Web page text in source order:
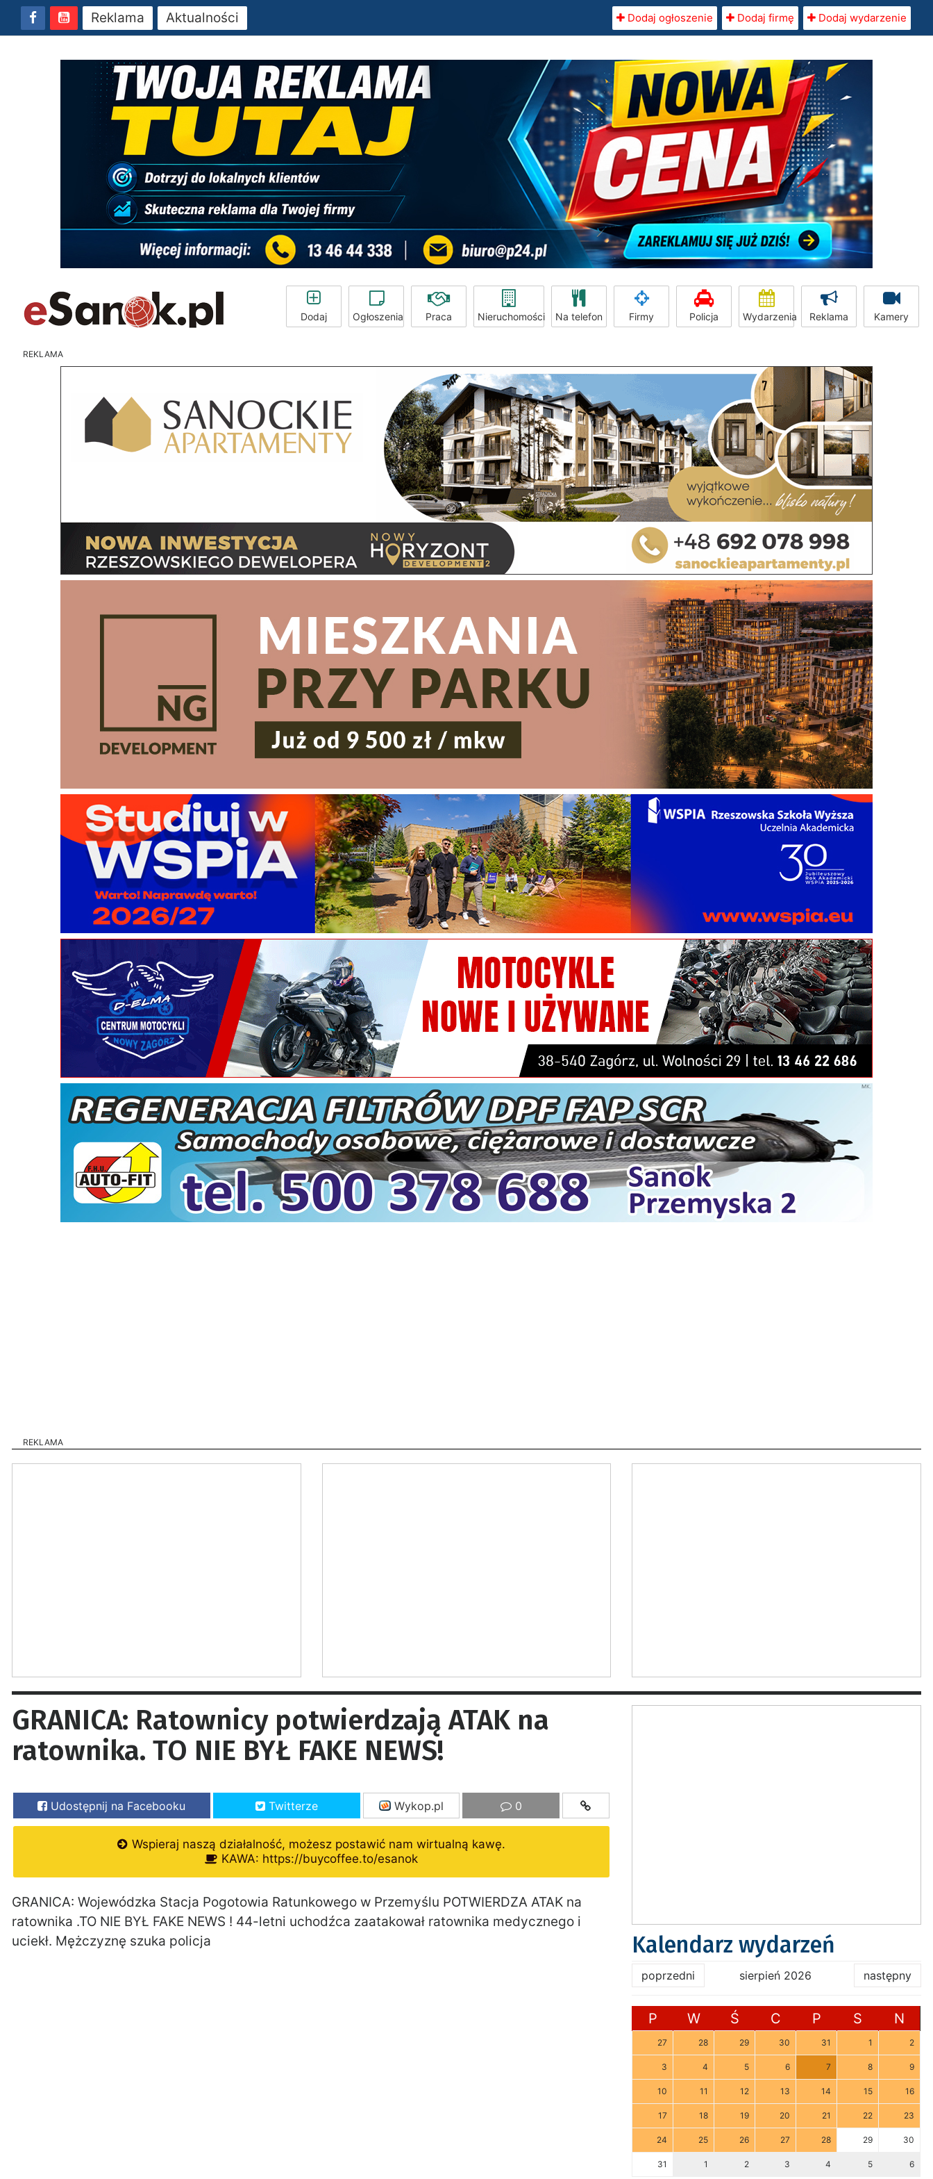
Reklama Aktualności Dodaj ogłoszenie Dodaj firmę Dodaj wydarzenie
Dodaj Ogłoszenia Praca Nieruchomości Na telefon Firmy Policja Wydarzenia Reklama Kamery
REKLAMA
REKLAMA
GRANICA: Ratownicy potwierdzają ATAK na
ratownika. TO NIE BYŁ FAKE NEWS!
Udostępnij na Facebooku Twitterze Wykop.pl 0
Wspieraj naszą działalność, możesz postawić nam wirtualną kawę.
KAWA: https://buycoffee.to/esanok
GRANICA: Wojewódzka Stacja Pogotowia Ratunkowego w Przemyślu POTWIERDZA ATAK na
ratownika .TO NIE BYŁ FAKE NEWS ! 44-letni uchodźca zaatakował ratownika medycznego i
uciekł. Mężczyznę szuka policja
Kalendarz wydarzeń
poprzedni sierpień 2026 następny
P W Ś C P S N
27 28 29 30 31 1 2
3 4 5 6 7 8 9
10 11 12 13 14 15 16
17 18 19 20 21 22 23
24 25 26 27 28 29 30
31 1 2 3 4 5 6